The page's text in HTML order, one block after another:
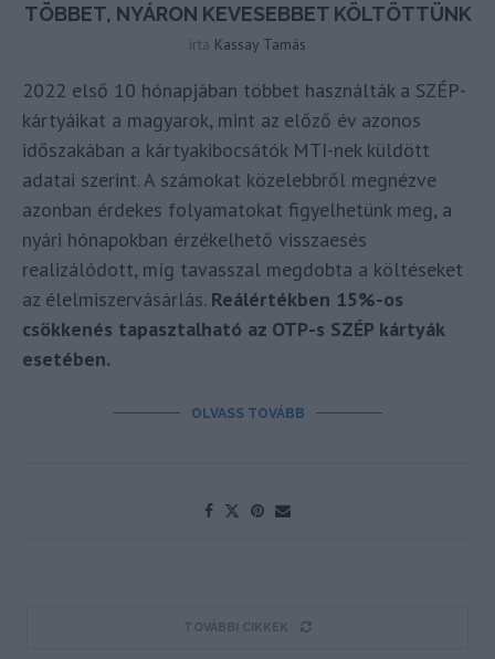
TÖBBET, NYÁRON KEVESEBBET KÖLTÖTTÜNK
írta Kassay Tamás
2022 első 10 hónapjában többet használták a SZÉP-
kártyáikat a magyarok, mint az előző év azonos
időszakában a kártyakibocsátók MTI-nek küldött
adatai szerint. A számokat közelebbről megnézve
azonban érdekes folyamatokat figyelhetünk meg, a
nyári hónapokban érzékelhető visszaesés
realizálódott, míg tavasszal megdobta a költéseket
az élelmiszervásárlás. Reálértékben 15%-os
csökkenés tapasztalható az OTP-s SZÉP kártyák
esetében.
OLVASS TOVÁBB
TOVÁBBI CIKKEK